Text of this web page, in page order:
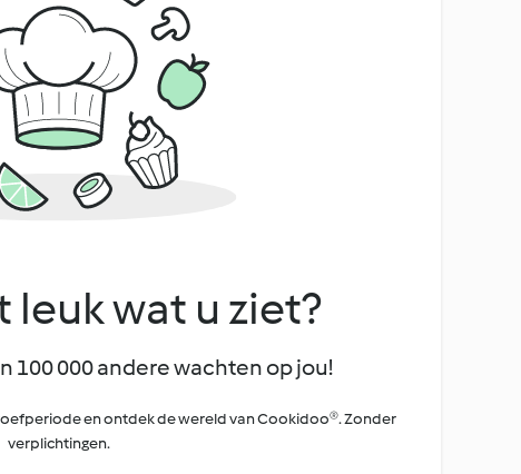
leuk wat u ziet?
100 000 andere wachten op jou!
en ontdek de wereld van Cookidoo®. Zonder
verplichtingen.